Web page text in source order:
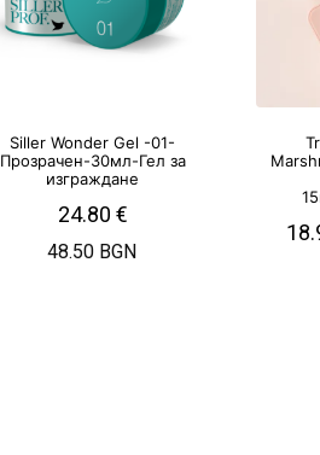
Siller Wonder Gel -01-
Прозрачен-30мл-Гел за
изграждане
24.80 €
48.50 BGN